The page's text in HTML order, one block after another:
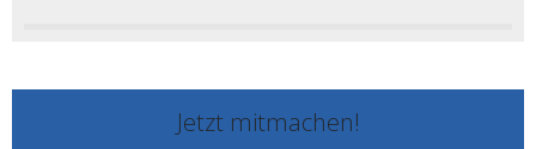
Jetzt mitmachen!